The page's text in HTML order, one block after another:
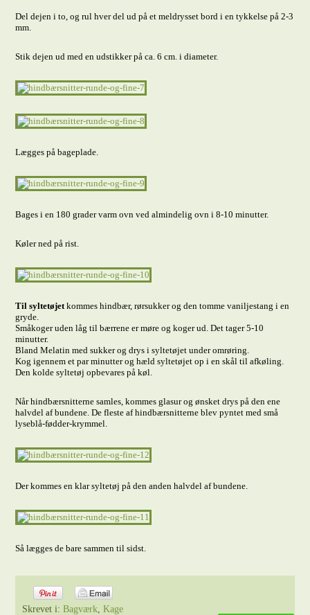
Del dejen i to, og rul hver del ud på et meldrysset bord i en tykkelse på 2-3
mm.
Stik dejen ud med en udstikker på ca. 6 cm. i diameter.
Lægges på bageplade.
Bages i en 180 grader varm ovn ved almindelig ovn i 8-10 minutter.
Køler ned på rist.
Til syltetøjetkommes hindbær, rørsukker og den tomme vaniljestang i en
gryde.
Småkoger uden låg til bærrene er møre og koger ud. Det tager 5-10
minutter.
Bland Melatin med sukker og drys i syltetøjet under omrøring.
Kog igennem et par minutter og hæld syltetøjet op i en skål til afkøling.
Den kolde syltetøj opbevares på køl.
Når hindbærsnitterne samles, kommes glasur og ønsket drys på den ene
halvdel af bundene. De fleste af hindbærsnitterne blev pyntet med små
lyseblå-fødder-krymmel.
Der kommes en klar syltetøj på den anden halvdel af bundene.
Så lægges de bare sammen til sidst.
Skrevet i:Bagværk,Kage